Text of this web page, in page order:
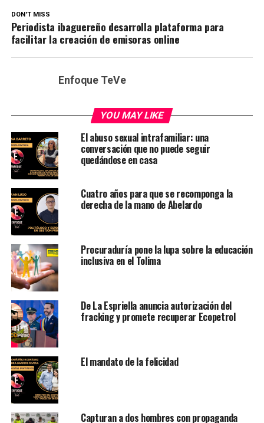
DON'T MISS
Periodista ibaguereño desarrolla plataforma para
facilitar la creación de emisoras online
Enfoque TeVe
YOU MAY LIKE
El abuso sexual intrafamiliar: una
conversación que no puede seguir
quedándose en casa
Cuatro años para que se recomponga la
derecha de la mano de Abelardo
Procuraduría pone la lupa sobre la educación
inclusiva en el Tolima
De La Espriella anuncia autorización del
fracking y promete recuperar Ecopetrol
El mandato de la felicidad
Capturan a dos hombres con propaganda